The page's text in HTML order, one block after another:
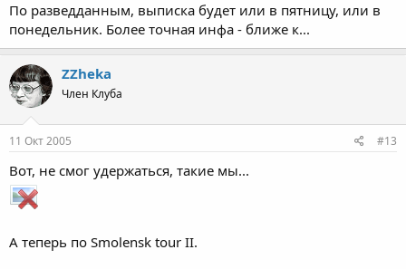
женой из роддома заберет - а тут все мы.... приятно,
конечно, но, как бы не напряжно для них было
Когда он заберет малыша - ему уже НИ ДО КОГО будет... Т.ч.
наоборот - надо попытаться успеть ДО...
Нажмите для раскрытия...
а ДО все равно не успеем - сейчас в роддоме больше 5-7 дней
не держат :lol:
По разведданным, выписка будет или в пятницу, или в
понедельник. Более точная инфа - ближе к...
ZZheka
Член Клуба
11 Окт 2005 #13
Вот, не смог удержаться, такие мы...
А теперь по Smolensk tour II.